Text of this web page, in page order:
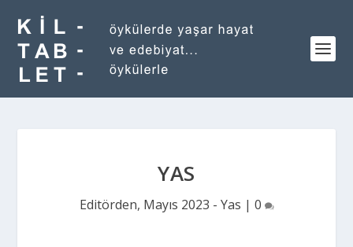
YAS
Editörden, Mayıs 2023 - Yas | 0